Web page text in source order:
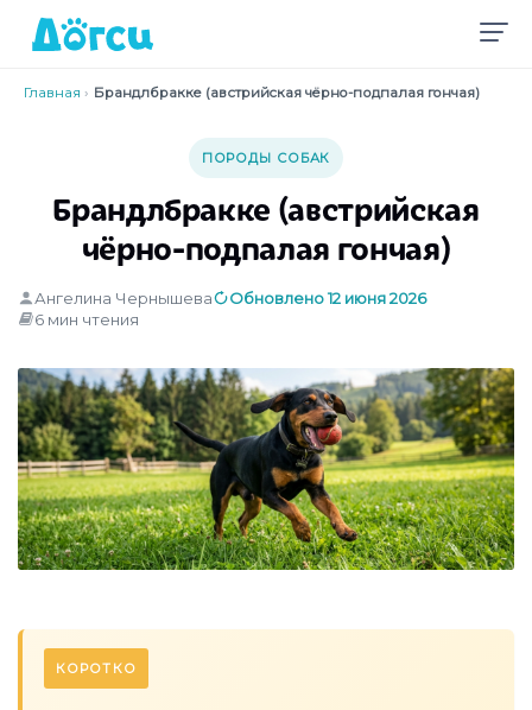
Главная › Брандлбракке (австрийская чёрно-подпалая гончая)
ПОРОДЫ СОБАК
Брандлбракке (австрийская
чёрно-подпалая гончая)
Ангелина Чернышева
Обновлено 12 июня 2026
6 мин чтения
КОРОТКО